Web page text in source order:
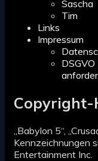
Sascha
Tim
Links
Impressum
Copyright-
„Babylon 5“,
Kennzeichnungen
Entertainment Inc.